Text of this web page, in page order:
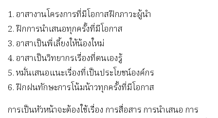
1. อาสางานโครงการที่มีโอกาสฝึกภาวะผู้นำ
2. ฝึกการนำเสนอทุกครั้งที่มีโอกาส
3. อาสาเป็นพี่เลี้ยงให้น้องใหม่
4. อาสาเป็นวิทยากรเรื่องที่ตนเองรู้
5. หมั่นเสนอแนะเรื่องที่เป็นประโยชน์องค์กร
6. ฝึกฝนทักษะการโน้มน้าวทุกครั้งที่มีโอกาส
การเป็นหัวหน้าจะต้องใช้เรื่อง การสื่อสาร การนำเสนอ การ